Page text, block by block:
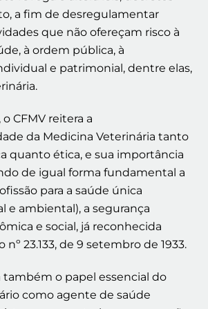
a fim de desregulamentar
que não ofereçam risco à
à ordem pública, à
e patrimonial, dentre elas,
CFMV reitera a
da Medicina Veterinária tanto
quanto ética, e sua importância
de igual forma fundamental a
para a saúde única
e ambiental), a segurança
e social, já reconhecida
23.133, de 9 setembro de 1933.
também o papel essencial do
como agente de saúde